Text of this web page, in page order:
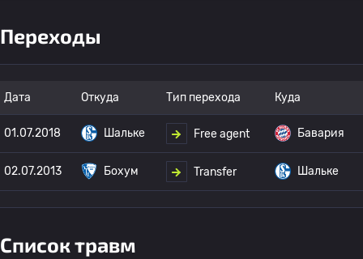
Переходы
Дата Откуда Тип перехода Куда
01.07.2018 Шальке Free agent Бавария
02.07.2013 Бохум Transfer Шальке
Список травм